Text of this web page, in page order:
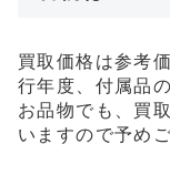
買取価格は参考
行年度、付属品
お品物でも、買
いますので予め